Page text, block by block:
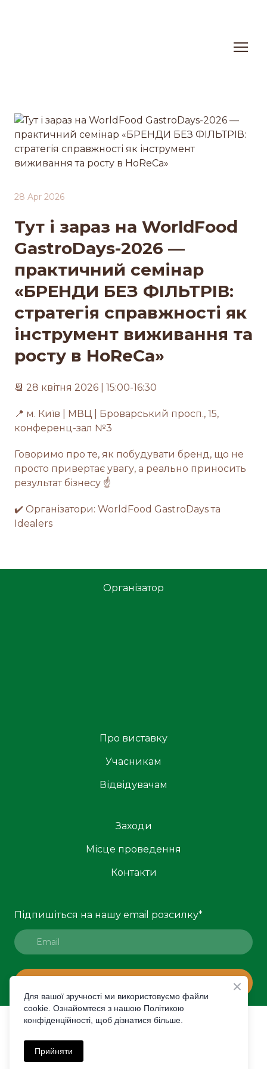
28 Apr 2026
Тут і зараз на WorldFood
GastroDays-2026 —
практичний семінар
«БРЕНДИ БЕЗ ФІЛЬТРІВ:
стратегія справжності як
інструмент виживання та
росту в HoReCa»
📆 28 квітня 2026 | 15:00-16:30
📍 м. Київ | МВЦ | Броварський просп., 15,
конференц-зал №3
Говоримо про те, як побудувати бренд, що не
просто привертає увагу, а реально приносить
результат бізнесу ☝
✔️ Організатори: WorldFood GastroDays та
Idealers
Організатор
Про виставку
Учасникам
Відвідувачам
Заходи
Місце проведення
Контакти
Підпишіться на нашу email розсилку*
© Created by Premier Expo
Політика конфіденційності
Для вашої зручності ми використовуємо файли
cookie. Ознайомтеся з нашою Політикою
конфіденційності, щоб дізнатися більше.
Прийняти